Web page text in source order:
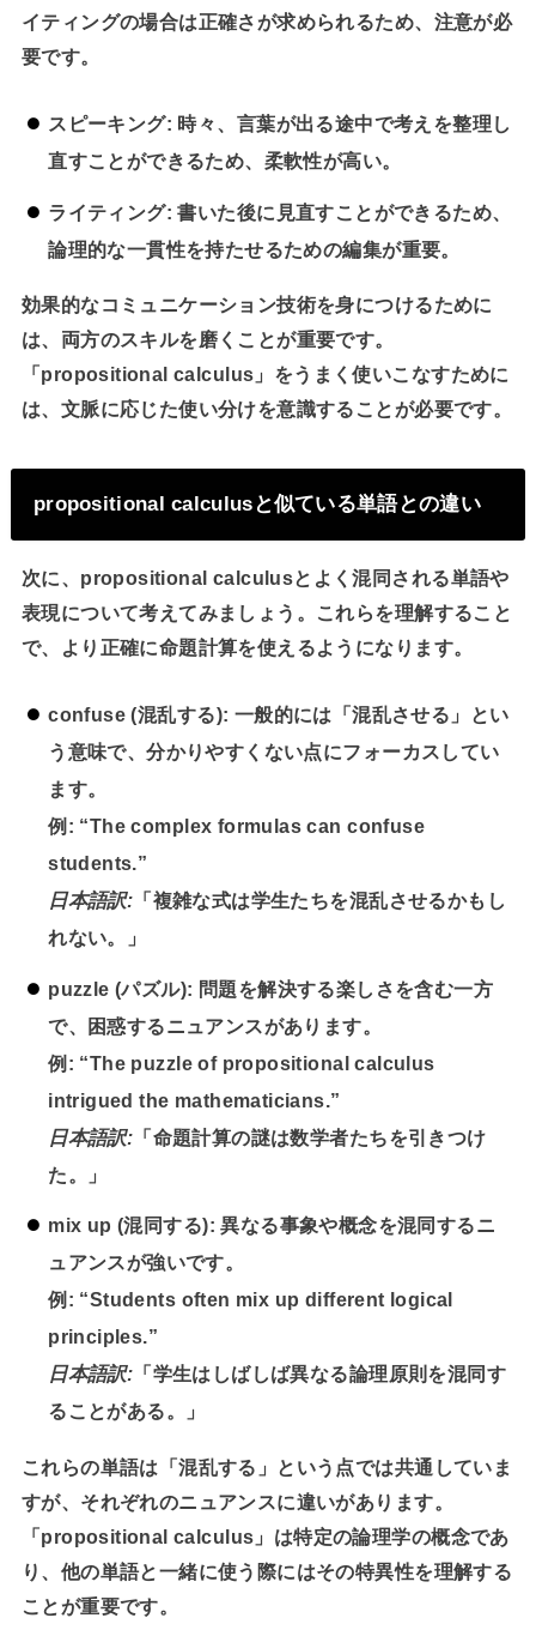
イティングの場合は正確さが求められるため、注意が必
要です。
スピーキング: 時々、言葉が出る途中で考えを整理し
直すことができるため、柔軟性が高い。
ライティング: 書いた後に見直すことができるため、
論理的な一貫性を持たせるための編集が重要。
効果的なコミュニケーション技術を身につけるために
は、両方のスキルを磨くことが重要です。
「propositional calculus」をうまく使いこなすために
は、文脈に応じた使い分けを意識することが必要です。
propositional calculusと似ている単語との違い
次に、propositional calculusとよく混同される単語や
表現について考えてみましょう。これらを理解すること
で、より正確に命題計算を使えるようになります。
confuse (混乱する): 一般的には「混乱させる」とい
う意味で、分かりやすくない点にフォーカスしてい
ます。
例: “The complex formulas can confuse
students.”
日本語訳: 「複雑な式は学生たちを混乱させるかもし
れない。」
puzzle (パズル): 問題を解決する楽しさを含む一方
で、困惑するニュアンスがあります。
例: “The puzzle of propositional calculus
intrigued the mathematicians.”
日本語訳: 「命題計算の謎は数学者たちを引きつけ
た。」
mix up (混同する): 異なる事象や概念を混同するニ
ュアンスが強いです。
例: “Students often mix up different logical
principles.”
日本語訳: 「学生はしばしば異なる論理原則を混同す
ることがある。」
これらの単語は「混乱する」という点では共通していま
すが、それぞれのニュアンスに違いがあります。
「propositional calculus」は特定の論理学の概念であ
り、他の単語と一緒に使う際にはその特異性を理解する
ことが重要です。